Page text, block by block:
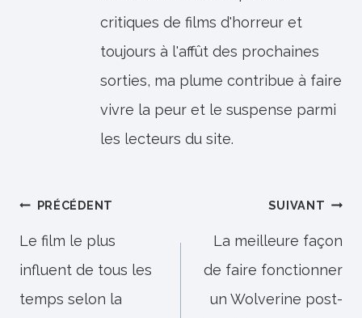
critiques de films d'horreur et
toujours à l'affût des prochaines
sorties, ma plume contribue à faire
vivre la peur et le suspense parmi
les lecteurs du site.
Navigation
de
l’article
PRÉCÉDENT
Le film le plus
influent de tous les
temps selon la
SUIVANT
La meilleure façon
de faire fonctionner
un Wolverine post-